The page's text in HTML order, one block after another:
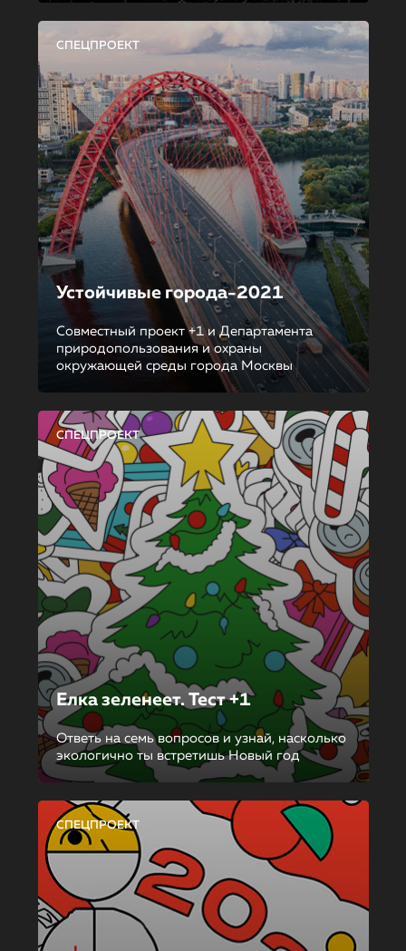
СПЕЦПРОЕКТ
Устойчивые города-2021
Совместный проект +1 и Департамента
природопользования и охраны
окружающей среды города Москвы
СПЕЦПРОЕКТ
Елка зеленеет. Тест +1
Ответь на семь вопросов и узнай, насколько
экологично ты встретишь Новый год
СПЕЦПРОЕКТ